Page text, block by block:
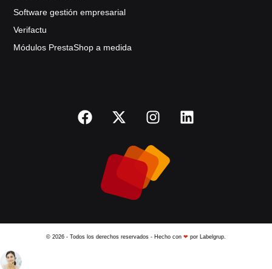
Software gestión empresarial
Verifactu
Módulos PrestaShop a medida
© 2026 - Todos los derechos reservados - Hecho con ❤ por Labelgrup.